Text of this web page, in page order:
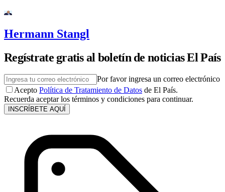
Hermann Stangl
Regístrate gratis al boletín de noticias El País
Por favor ingresa un correo electrónico
Acepto Política de Tratamiento de Datos de El País.
Recuerda aceptar los términos y condiciones para continuar.
INSCRÍBETE AQUÍ